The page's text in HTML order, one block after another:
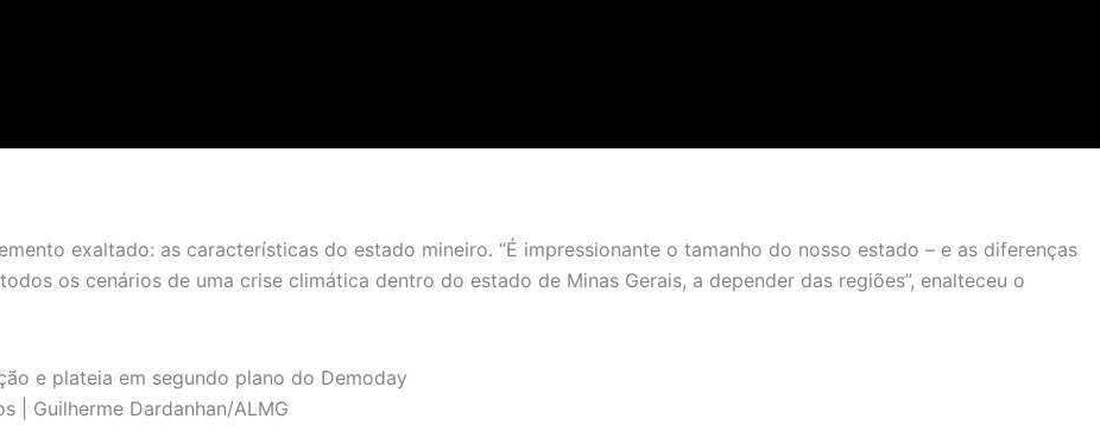
exaltado: as características do estado mineiro. “É impressionante o tamanho do nosso estado – e as diferenças
os cenários de uma crise climática dentro do estado de Minas Gerais, a depender das regiões”, enalteceu o
| Guilherme Dardanhan/ALMG